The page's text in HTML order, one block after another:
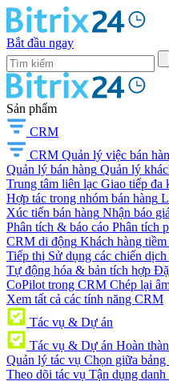
Bắt đầu ngay
Sản phẩm
CRM
CRM Quản lý việc bán
Quản lý bán hàng Quản lý
Trung tâm liên lạc Giao tiếp đa
Hợp tác trong nhóm bán hàng
Xúc tiến bán hàng Nhận báo
Phân tích & báo cáo Phân tích
CRM di động Khách hàng
Tiếp thị Sử dụng các chiến
Tự động hóa & bản tích hợp
CoPilot trong CRM Chép lại
Xem tất cả các tính năng CRM
Tác vụ & Dự án
Tác vụ & Dự án Hoàn
Quản lý tác vụ Chọn giữa bảng
Theo dõi tác vụ Tận dụng